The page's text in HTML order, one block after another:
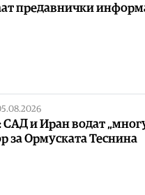
предавнички
и Иран водат
за Ормуската Теснина